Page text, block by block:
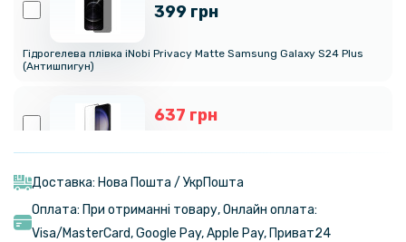
399 грн
Гідрогелева плівка iNobi Privacy Matte Samsung Galaxy S24 Plus​
(Антишпигун)
637 грн
Plus 2шт, Black
509 грн
Доставка: Нова Пошта / УкрПошта
Оплата: При отриманні товару, Онлайн оплата:
Visa/MasterСard, Google Pay, Apple Pay, Приват24